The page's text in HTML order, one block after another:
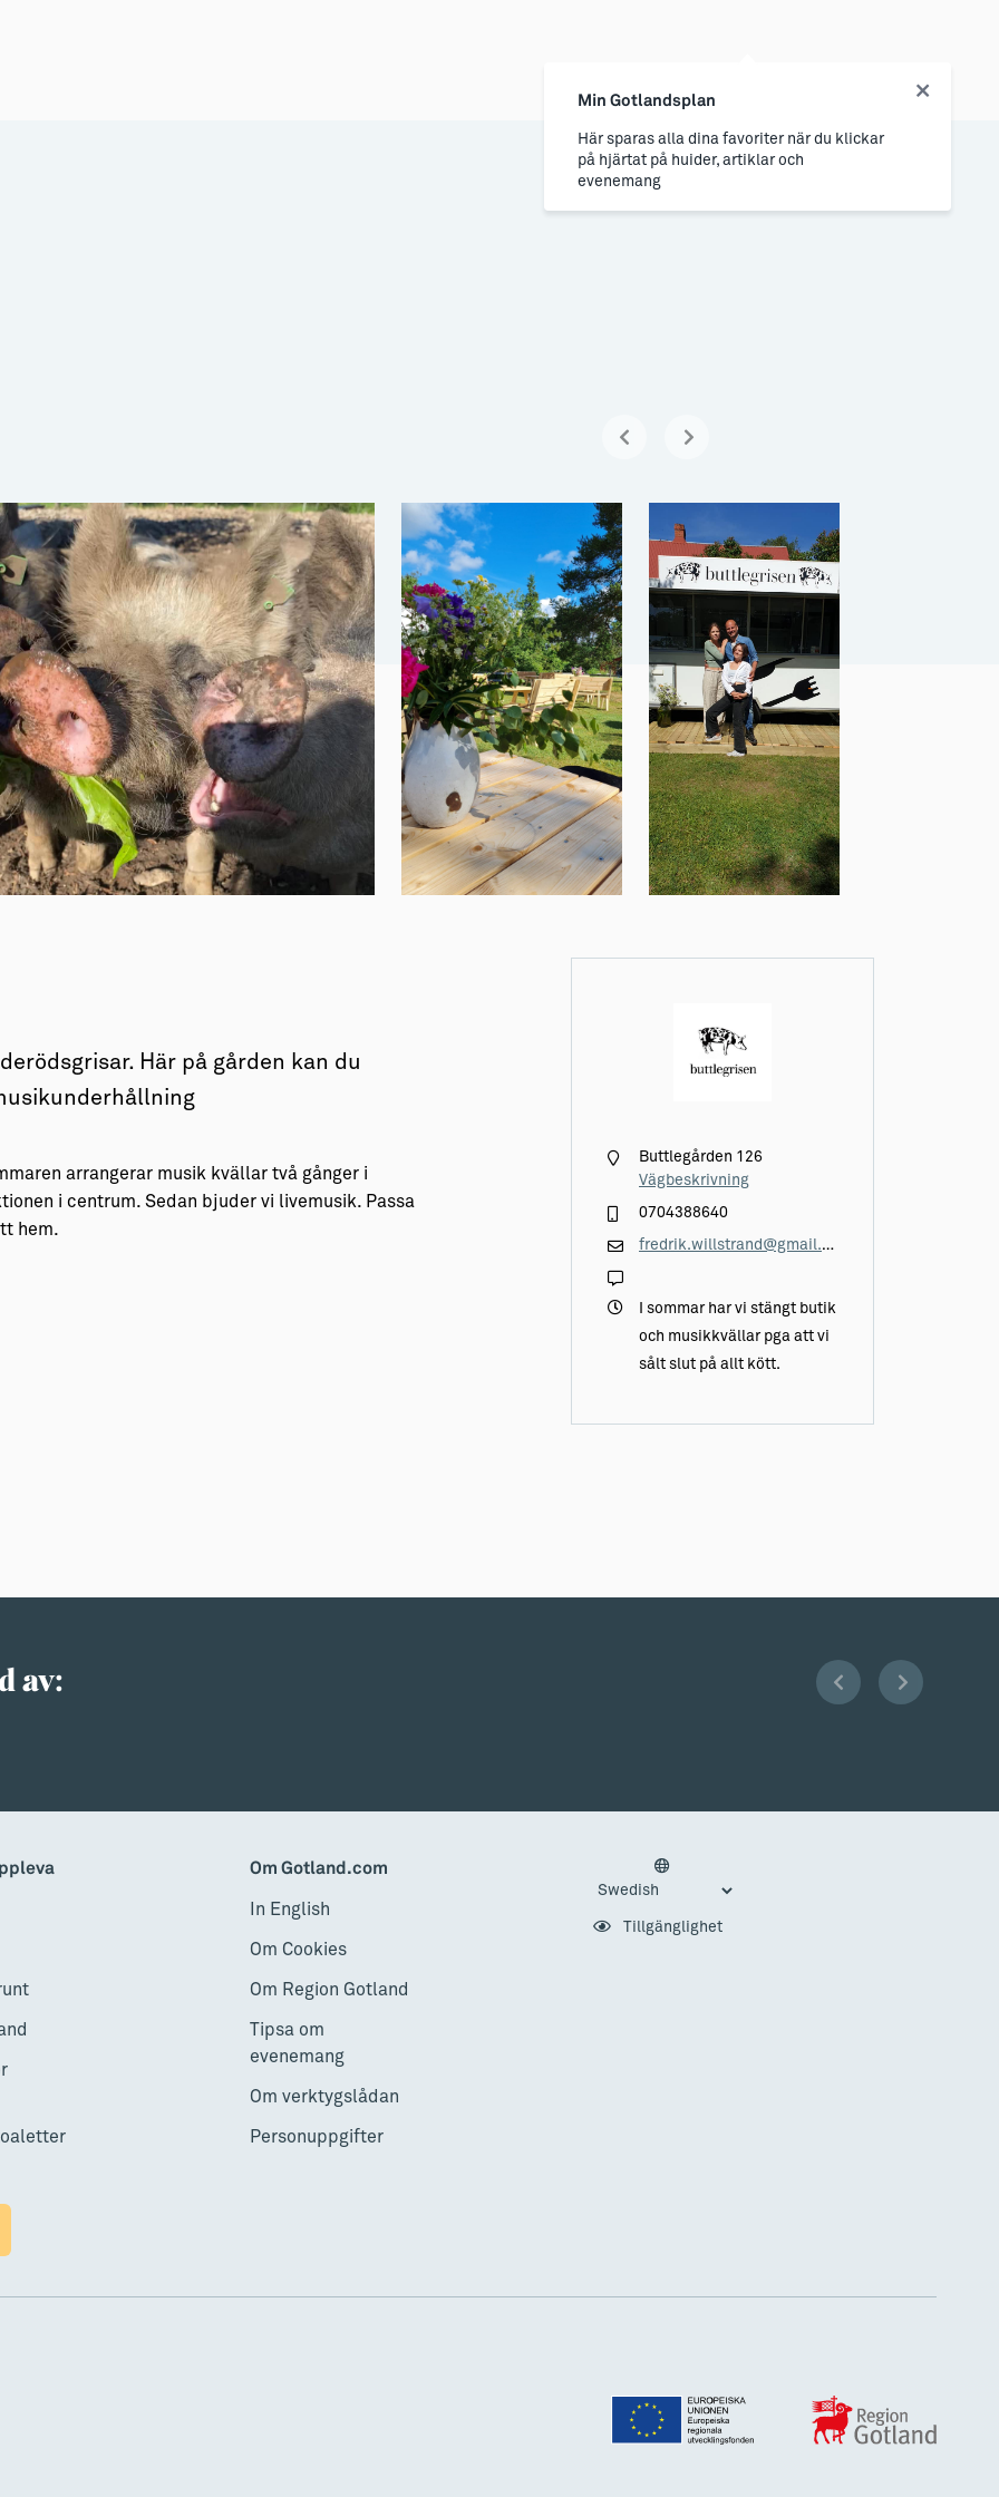
Här på gården kan du
arrangerar musik kvällar två gånger i
i centrum. Sedan bjuder vi livemusik. Passa
hem.
Buttlegården 126
Vägbeskrivning
0704388640
fredrik.willstrand@gmail.com
I sommar har vi stängt butik
och musikkvällar pga att vi
sålt slut på allt kött.
av:
Om Gotland.com
In English
Om Cookies
Om Region Gotland
Tipsa om
evenemang
Om verktygslådan
Personuppgifter
Tillgänglighet
Min Gotlandsplan
Här sparas alla dina favoriter när du klickar
på hjärtat på huider, artiklar och
evenemang